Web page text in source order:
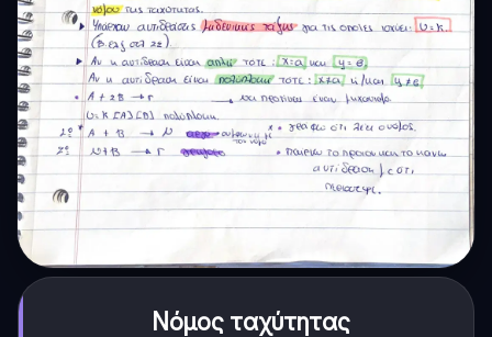
Νόμος ταχύτητας